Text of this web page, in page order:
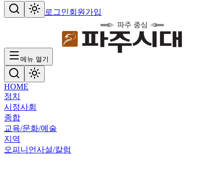
로그인회원가입
메뉴 열기
HOME
정치
시정사회
종합
교육/문화/예술
지역
오피니언사설/칼럼